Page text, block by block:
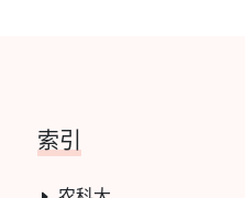
索引